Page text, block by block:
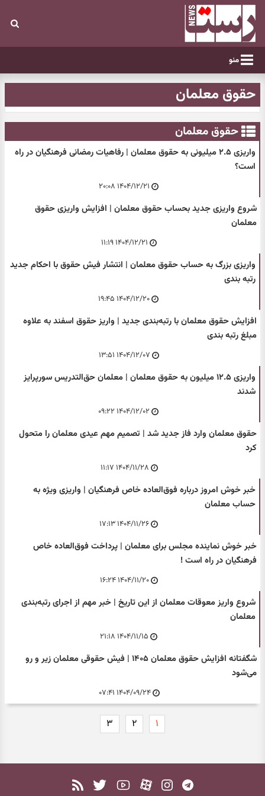
منو
حقوق معلمان
حقوق معلمان
واریزی ۲.۵ میلیونی به حقوق معلمان | رفاهیات رمضانی فرهنگیان در راه
است؟
۱۴۰۴/۱۲/۲۱ ۲۰:۰۸
شروع واریزی جدید بحساب حقوق معلمان | افزایش واریزی حقوق
معلمان
۱۴۰۴/۱۲/۲۱ ۱۱:۱۹
واریزی بزرگ به حساب حقوق معلمان | انتشار فیش حقوق با احکام جدید
رتبه بندی
۱۴۰۴/۱۲/۲۰ ۱۹:۴۵
افزایش حقوق معلمان با رتبه‌بندی جدید | واریز حقوق اسفند به علاوه
مبلغ رتبه بندی
۱۴۰۴/۱۲/۰۷ ۱۳:۵۱
واریزی ۱۲.۵ میلیون به حقوق معلمان | معلمان حق‌التدریس سورپرایز
شدند
۱۴۰۴/۱۲/۰۲ ۰۹:۲۲
حقوق معلمان وارد فاز جدید شد | تصمیم مهم عیدی معلمان را متحول
کرد
۱۴۰۴/۱۱/۲۸ ۱۱:۱۷
خبر خوش امروز درباره فوق‌العاده خاص فرهنگیان | واریزی ویژه به
حساب معلمان
۱۴۰۴/۱۱/۲۶ ۱۷:۱۳
خبر خوش نماینده مجلس برای معلمان | پرداخت فوق‌العاده خاص
فرهنگیان در راه است !
۱۴۰۴/۱۱/۲۰ ۱۶:۲۴
شروع واریز معوقات معلمان از این تاریخ | خبر مهم از اجرای رتبه‌بندی
معلمان
۱۴۰۴/۱۱/۱۵ ۲۱:۱۸
شگفتانه افزایش حقوق معلمان ۱۴۰۵ | فیش حقوقی معلمان زیر و رو
می‌شود
۱۴۰۴/۰۹/۲۴ ۰۷:۴۱
۱ ۲ ۳